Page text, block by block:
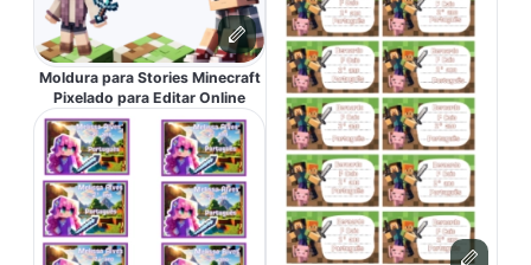
Moldura para Stories Minecraft
Pixelado para Editar Online